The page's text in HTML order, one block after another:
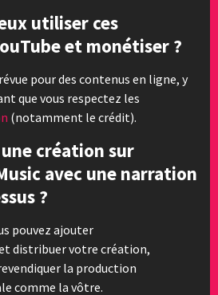
utiliser ces
et monétiser ?
pour des contenus en ligne, y
que vous respectez les
(notamment le crédit).
création sur
avec une narration
?
pouvez ajouter
distribuer votre création,
la production
comme la vôtre.